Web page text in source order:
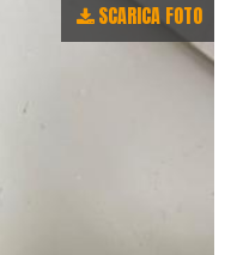
SCARICA FOTO